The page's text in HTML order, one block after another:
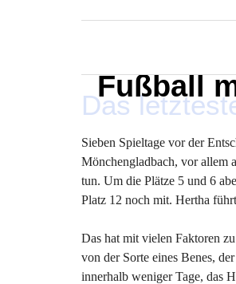
Fußball
Das
Sieben Spieltage vor der
Mönchengladbach, vor allem
tun. Um die Plätze 5 und 6
Platz 12 noch mit. Hertha
Das hat mit vielen Faktoren
von der Sorte eines Benes,
innerhalb weniger Tage, das